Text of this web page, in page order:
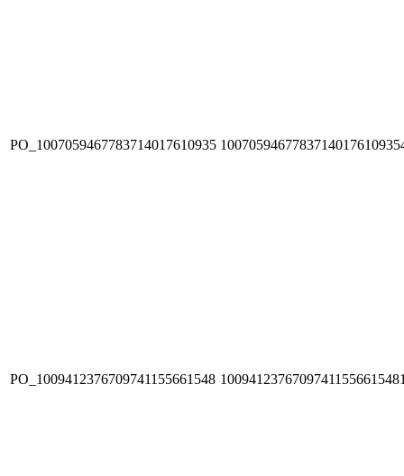
PO_1007059467783714017610935
PO_1009412376709741155661548